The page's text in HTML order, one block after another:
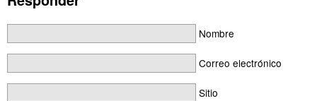
Nombre
Correo electrónico
Sitio